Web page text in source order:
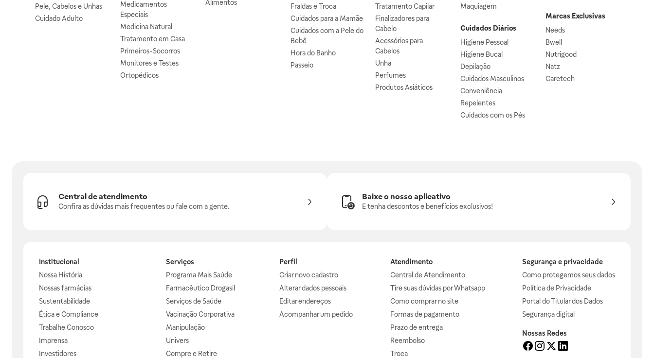
Pele, Cabelos e Unhas
Cuidado Adulto
Medicamentos
Especiais
Medicina Natural
Tratamento em Casa
Primeiros-Socorros
Monitores e Testes
Ortopédicos
Alimentos
Fraldas e Troca
Cuidados para a Mamãe
Cuidados com a Pele do
Bebê
Hora do Banho
Passeio
Tratamento Capilar
Finalizadores para
Cabelo
Acessórios para
Cabelos
Unha
Perfumes
Produtos Asiáticos
Maquiagem
Cuidados Diários
Higiene Pessoal
Higiene Bucal
Depilação
Cuidados Masculinos
Conveniência
Repelentes
Cuidados com os Pés
Marcas Exclusivas
Needs
Bwell
Nutrigood
Natz
Caretech
Central de atendimento
Confira as dúvidas mais frequentes ou fale com a gente.
Baixe o nosso aplicativo
E tenha descontos e benefícios exclusivos!
Institucional
Nossa História
Nossas farmácias
Sustentabilidade
Ética e Compliance
Trabalhe Conosco
Imprensa
Investidores
Serviços
Programa Mais Saúde
Farmacêutico Drogasil
Serviços de Saúde
Vacinação Corporativa
Manipulação
Univers
Compre e Retire
Perfil
Criar novo cadastro
Alterar dados pessoais
Editar endereços
Acompanhar um pedido
Atendimento
Central de Atendimento
Tire suas dúvidas por Whatsapp
Como comprar no site
Formas de pagamento
Prazo de entrega
Reembolso
Troca
Segurança e privacidade
Como protegemos seus dados
Política de Privacidade
Portal do Titular dos Dados
Segurança digital
Nossas Redes